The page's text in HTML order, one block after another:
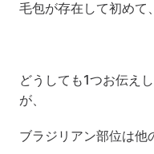
毛包が存在して初めて
どうしても1つお伝え
が、
ブラジリアン部位は他